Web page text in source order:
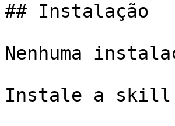
## Instalação
Nenhuma
Instale a skill